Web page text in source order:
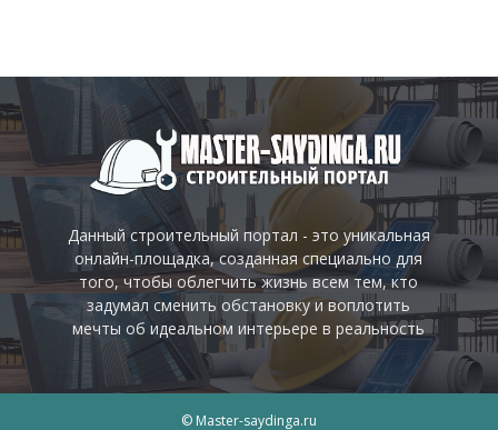
Данный строительный портал - это уникальная
онлайн-площадка, созданная специально для
того, чтобы облегчить жизнь всем тем, кто
задумал сменить обстановку и воплотить
мечты об идеальном интерьере в реальность
© Master-saydinga.ru